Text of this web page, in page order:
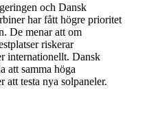
och Dansk
har fått högre prioritet
De menar att om
riskerar
internationellt. Dansk
att samma höga
att testa nya solpaneler.